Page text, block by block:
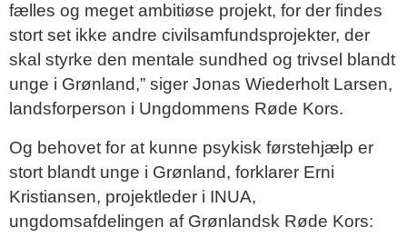
fælles og meget ambitiøse projekt, for der findes
stort set ikke andre civilsamfundsprojekter, der
skal styrke den mentale sundhed og trivsel blandt
unge i Grønland,” siger Jonas Wiederholt Larsen,
landsforperson i Ungdommens Røde Kors.
Og behovet for at kunne psykisk førstehjælp er
stort blandt unge i Grønland, forklarer Erni
Kristiansen, projektleder i INUA,
ungdomsafdelingen af Grønlandsk Røde Kors: